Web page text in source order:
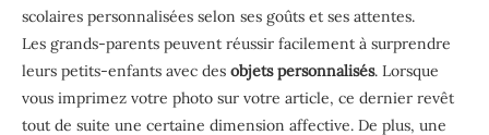
scolaires personnalisées selon ses goûts et ses attentes.
Les grands-parents peuvent réussir facilement à surprendre
leurs petits-enfants avec des objets personnalisés. Lorsque
vous imprimez votre photo sur votre article, ce dernier revêt
tout de suite une certaine dimension affective. De plus, une